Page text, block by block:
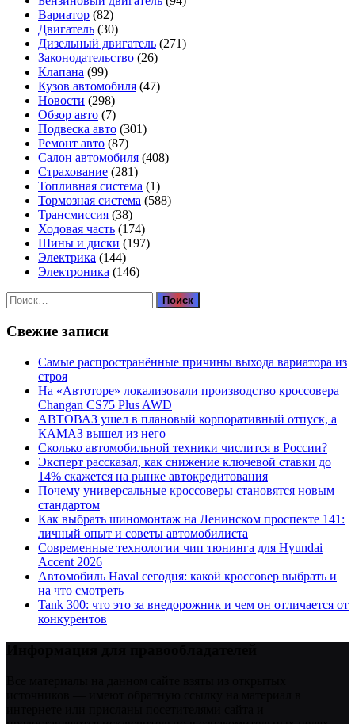
Вариатор (82)
Двигатель (30)
Дизельный двигатель (271)
Законодательство (26)
Клапана (99)
Кузов автомобиля (47)
Новости (298)
Обзор авто (7)
Подвеска авто (301)
Ремонт авто (87)
Салон автомобиля (408)
Страхование (281)
Топливная система (1)
Тормозная система (588)
Трансмиссия (38)
Ходовая часть (174)
Шины и диски (197)
Электрика (144)
Электроника (146)
Найти:
Свежие записи
Самые распространённые причины выхода вариатора из
строя
На «Автоторе» локализовали производство кроссовера
Changan CS75 Plus AWD
АВТОВАЗ ушел в плановый корпоративный отпуск, а
КАМАЗ вышел из него
Сколько автомобильной техники числится в России?
Эксперт рассказал, как снижение ключевой ставки до
14% скажется на рынке автокредитования
Почему универсальные кроссоверы становятся новым
стандартом
Как выбрать шиномонтаж на Ленинском проспекте 141:
личный опыт и советы автомобилиста
Современные технологии чип тюнинга для Hyundai
Accent 2026
Автомобиль Haval сегодня: какой кроссовер выбрать и
на что смотреть
Tank 300: что это за внедорожник и чем он отличается от
конкурентов